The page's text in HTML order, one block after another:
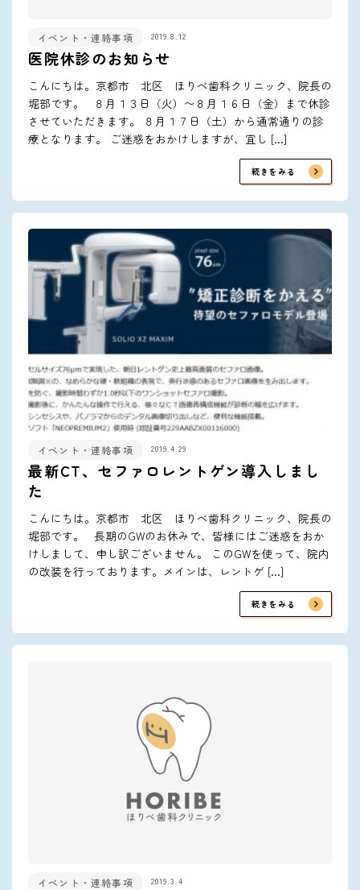
イベント・連絡事項 2019.8.12
医院休診のお知らせ
こんにちは。京都市 北区 ほりべ歯科クリニック、院長の
堀部です。 ８月１３日（火）〜８月１６日（金）まで休診
させていただきます。 ８月１７日（土）から通常通りの診
療となります。 ご迷惑をおかけしますが、宜し […]
続きをみる
イベント・連絡事項 2019.4.29
最新CT、セファロレントゲン導入しまし
た
こんにちは。京都市 北区 ほりべ歯科クリニック、院長の
堀部です。 長期のGWのお休みで、皆様にはご迷惑をおか
けしまして、申し訳ございません。 このGWを使って、院内
の改装を行っております。メインは、レントゲ […]
続きをみる
イベント・連絡事項 2019.3.4